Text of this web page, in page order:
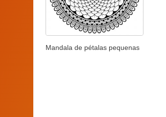
Mandala de pétalas pequenas